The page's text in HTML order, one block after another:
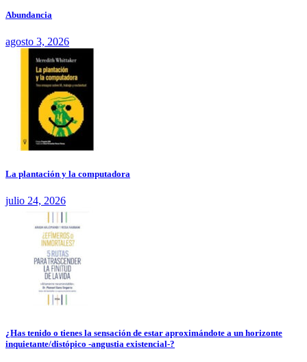
Abundancia
agosto 3, 2026
La plantación y la computadora
julio 24, 2026
¿Has tenido o tienes la sensación de estar aproximándote a un horizonte
inquietante/distópico -angustia existencial-?